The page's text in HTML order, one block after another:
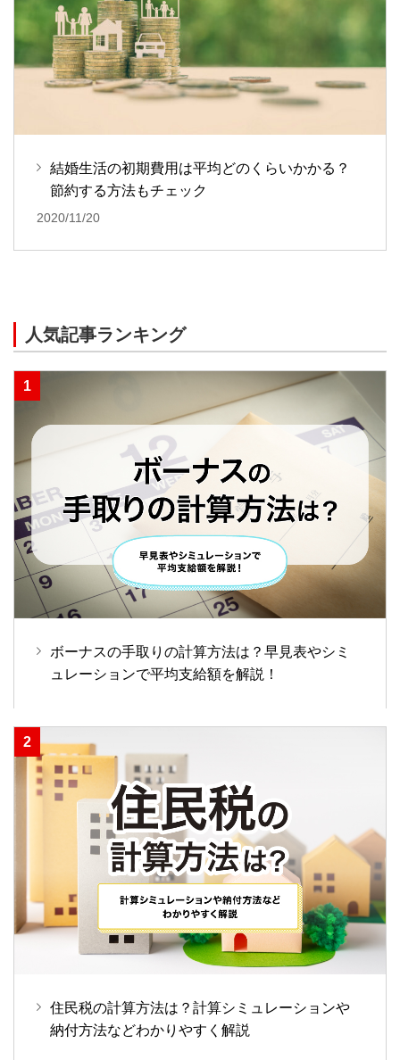
結婚生活の初期費用は平均どのくらいかかる？
節約する方法もチェック
2020/11/20
人気記事ランキング
ボーナスの手取りの計算方法は？早見表やシミ
ュレーションで平均支給額を解説！
住民税の計算方法は？計算シミュレーションや
納付方法などわかりやすく解説